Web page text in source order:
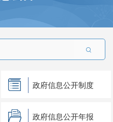

政府信息公开制度
政府信息公开年报